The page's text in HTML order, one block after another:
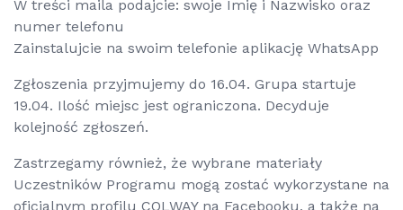
W treści maila podajcie: swoje Imię i Nazwisko oraz
numer telefonu
Zainstalujcie na swoim telefonie aplikację WhatsApp
Zgłoszenia przyjmujemy do 16.04. Grupa startuje
19.04. Ilość miejsc jest ograniczona. Decyduje
kolejność zgłoszeń.
Zastrzegamy również, że wybrane materiały
Uczestników Programu mogą zostać wykorzystane na
oficjalnym profilu COLWAY na Facebooku, a także na